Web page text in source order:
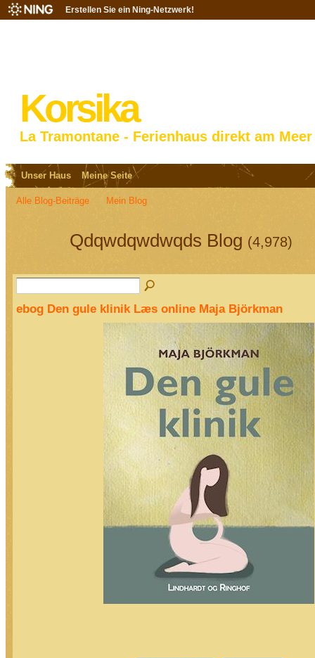
Erstellen Sie ein Ning-Netzwerk!
Korsika
La Tramontane - Ferienhaus direkt am Meer
Unser Haus Meine Seite
Alle Blog-Beiträge Mein Blog
Qdqwdqwdwqds Blog (4,978)
ebog Den gule klinik Læs online Maja Björkman